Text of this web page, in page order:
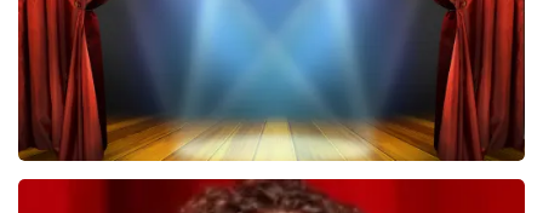
40 45 De Musical